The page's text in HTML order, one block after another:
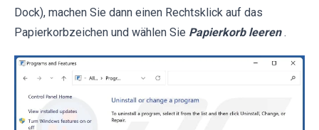
Dock), machen Sie dann einen Rechtsklick auf das
Papierkorbzeichen und wählen Sie Papierkorb leeren .